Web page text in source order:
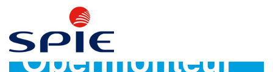
Obermonteur